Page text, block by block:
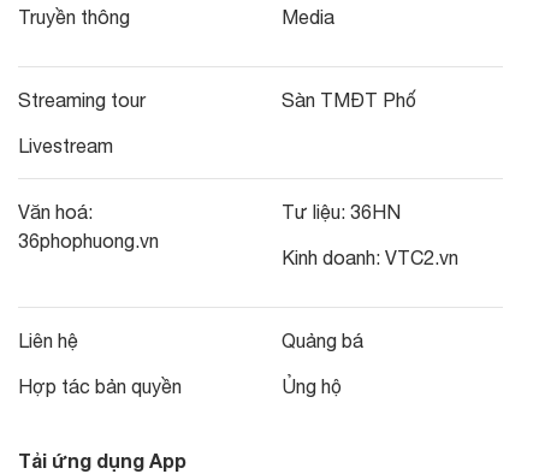
Truyền thông Media
Streaming tour
Livestream
Sàn TMĐT Phố
Văn hoá:
36phophuong.vn
Tư liệu: 36HN
Kinh doanh: VTC2.vn
Liên hệ
Hợp tác bản quyền
Quảng bá
Ủng hộ
Tải ứng dụng App